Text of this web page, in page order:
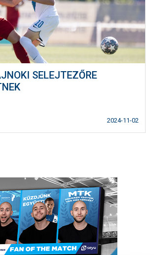
SELEJTEZŐRE
2024-11-02